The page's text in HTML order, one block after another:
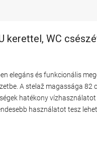
kerettel, WC
elegáns és funkcionális
A stelaž magassága
hatékony
használatot tesz